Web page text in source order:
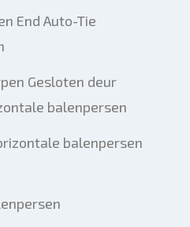
End Auto-Tie
Gesloten deur
balenpersen
balenpersen